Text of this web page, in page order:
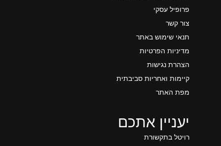
פרופיל עסקי
צור קשר
תנאי שימוש באתר
מדיניות הפרטיות
הצהרת נגישות
קיימות ואחריות סביבתית
מפת האתר
יעניין אתכם
רויטל בתקשורת